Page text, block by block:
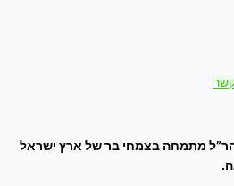
מתמחה בצמחי בר של ארץ ישראל